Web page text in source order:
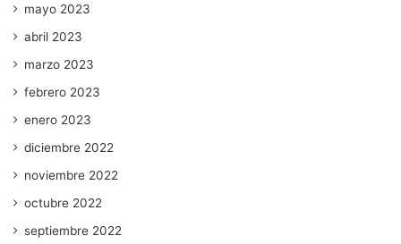
mayo 2023
abril 2023
marzo 2023
febrero 2023
enero 2023
diciembre 2022
noviembre 2022
octubre 2022
septiembre 2022